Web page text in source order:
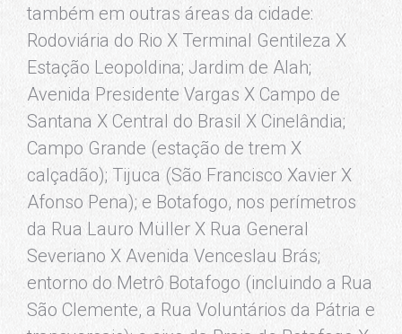
também em outras áreas da cidade:
Rodoviária do Rio X Terminal Gentileza X
Estação Leopoldina; Jardim de Alah;
Avenida Presidente Vargas X Campo de
Santana X Central do Brasil X Cinelândia;
Campo Grande (estação de trem X
calçadão); Tijuca (São Francisco Xavier X
Afonso Pena); e Botafogo, nos perímetros
da Rua Lauro Müller X Rua General
Severiano X Avenida Venceslau Brás;
entorno do Metrô Botafogo (incluindo a Rua
São Clemente, a Rua Voluntários da Pátria e